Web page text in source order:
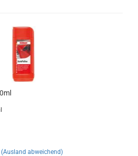
(Ausland abweichend)